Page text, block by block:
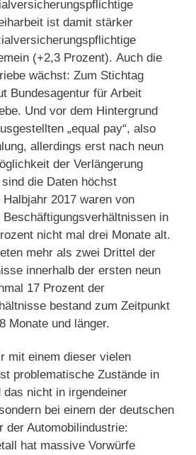
ist damit stärker
(+2,3 Prozent). Auch die
wächst: Zum Stichtag
Bundesagentur für Arbeit
Und vor dem Hintergrund
„equal pay“, also
allerdings erst nach neun
der Verlängerung
die Daten höchst
2017 waren von
Beschäftigungsverhältnissen in
nicht mal drei Monate alt.
mehr als zwei Drittel der
innerhalb der ersten neun
17 Prozent der
bestand zum Zeitpunkt
Monate und länger.
mit einem dieser vielen
problematische Zustände in
nicht in irgendeiner
bei einem der deutschen
der Automobilindustrie:
hat massive Vorwürfe